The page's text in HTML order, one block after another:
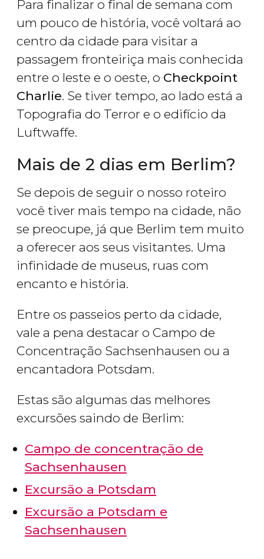
Para finalizar o final de semana com
um pouco de história, você voltará ao
centro da cidade para visitar a
passagem fronteiriça mais conhecida
entre o leste e o oeste, o Checkpoint
Charlie. Se tiver tempo, ao lado está a
Topografia do Terror e o edifício da
Luftwaffe.
Mais de 2 dias em Berlim?
Se depois de seguir o nosso roteiro
você tiver mais tempo na cidade, não
se preocupe, já que Berlim tem muito
a oferecer aos seus visitantes. Uma
infinidade de museus, ruas com
encanto e história.
Entre os passeios perto da cidade,
vale a pena destacar o Campo de
Concentração Sachsenhausen ou a
encantadora Potsdam.
Estas são algumas das melhores
excursões saindo de Berlim:
Campo de concentração de
Sachsenhausen
Excursão a Potsdam
Excursão a Potsdam e
Sachsenhausen